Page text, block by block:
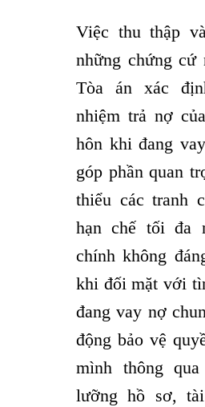
Việc thu thập
những chứng cứ
Tòa án xác
nhiệm trả nợ
hôn khi đang
góp phần quan
thiểu các tranh
hạn chế tối đa
chính không
khi đối mặt với
đang vay nợ
động bảo vệ
mình thông
lưỡng hồ sơ,